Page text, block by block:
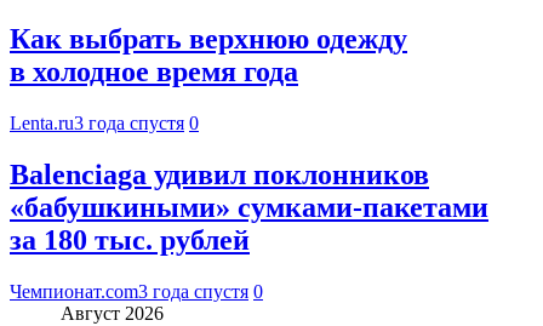
Как выбрать верхнюю одежду
в холодное время года
Lenta.ru3 года спустя 0
Balenciaga удивил поклонников
«бабушкиными» сумками-пакетами
за 180 тыс. рублей
Чемпионат.com3 года спустя 0
Август 2026